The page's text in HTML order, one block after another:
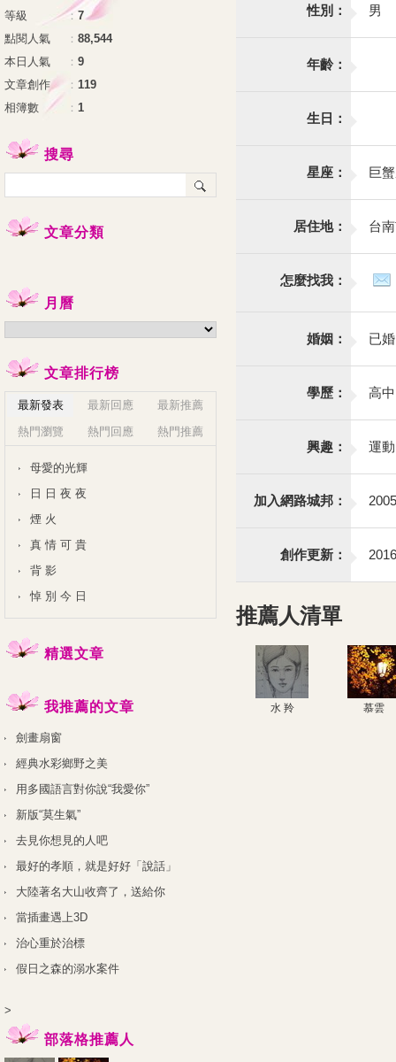
性別： 男
年齡：
生日：
星座： 巨
居住地： 台
怎麼找我：
婚姻： 已婚
學歷： 高中
興趣： 運
加入網路城邦：
創作更新：
推薦人清單
水 羚 慕雲
等級
： 7
點閱人氣
： 88,544
本日人氣
： 9
文章創作
： 119
相簿數
： 1
搜尋
文章分類
月曆
文章排行榜
最新發表 最新回應
最新推薦
熱門瀏覽
熱門回應 熱門推薦
母愛的光輝
日 日 夜 夜
煙 火
真 情 可 貴
背 影
悼 別 今 日
精選文章
我推薦的文章
劍畫扇窗
經典水彩鄉野之美
用多國語言對你說“我愛你”
新版“莫生氣”
去見你想見的人吧
最好的孝順，就是好好「說話」
大陸著名大山收齊了，送給你
當插畫遇上3D
治心重於治標
假日之森的溺水案件
>
部落格推薦人